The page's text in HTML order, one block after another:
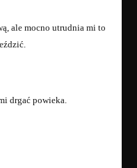
ale mocno utrudnia mi to
drgać powieka.